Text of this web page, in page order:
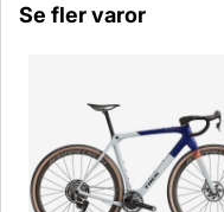
Se fler varor